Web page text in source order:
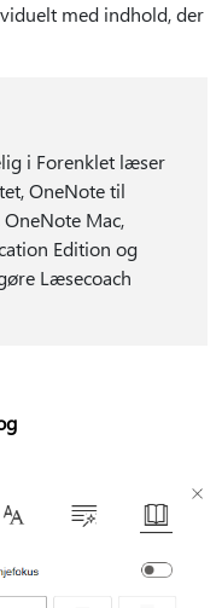
med indhold, der
i Forenklet læser
OneNote til
Mac,
Edition og
Læsecoach